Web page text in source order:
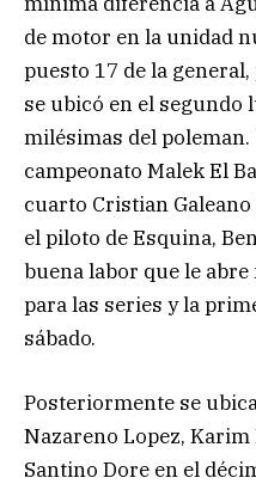
de motor en la unidad
puesto 17 de la
se ubicó en el segundo
milésimas del
campeonato Malek El
cuarto Cristian
el piloto de Esquina,
buena labor que le
para las series y la
sábado.
Posteriormente se
Nazareno Lopez,
Santino Dore en el